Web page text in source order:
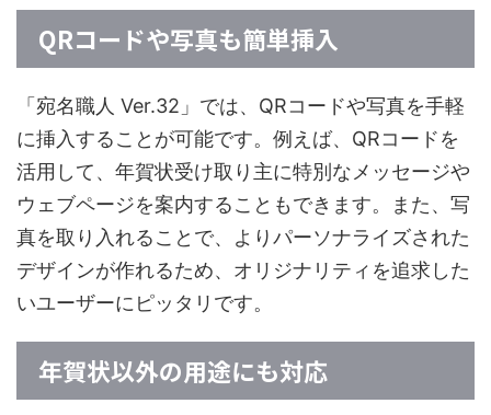
QRコードや写真も簡単挿入
「宛名職人 Ver.32」では、QRコードや写真を手軽
に挿入することが可能です。例えば、QRコードを
活用して、年賀状受け取り主に特別なメッセージや
ウェブページを案内することもできます。また、写
真を取り入れることで、よりパーソナライズされた
デザインが作れるため、オリジナリティを追求した
いユーザーにピッタリです。
年賀状以外の用途にも対応